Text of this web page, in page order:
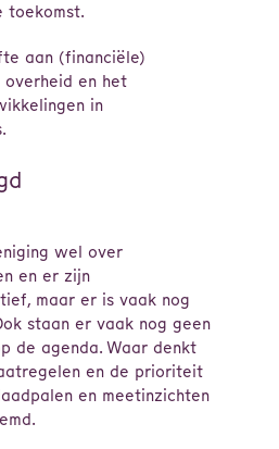
toekomst.
aan (financiële)
overheid en het
in
wel over
en er zijn
maar er is vaak nog
staan er vaak nog geen
de agenda. Waar denkt
en de prioriteit
en meetinzichten